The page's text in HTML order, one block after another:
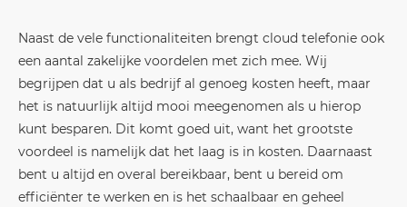
Naast de vele functionaliteiten brengt cloud telefonie ook
een aantal zakelijke voordelen met zich mee. Wij
begrijpen dat u als bedrijf al genoeg kosten heeft, maar
het is natuurlijk altijd mooi meegenomen als u hierop
kunt besparen. Dit komt goed uit, want het grootste
voordeel is namelijk dat het laag is in kosten. Daarnaast
bent u altijd en overal bereikbaar, bent u bereid om
efficiënter te werken en is het schaalbaar en geheel